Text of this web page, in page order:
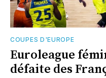
COUPES D'EUROPE
Euroleague
défaite des